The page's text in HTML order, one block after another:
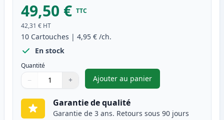
49,50 € TTC
42,31 € HT
10 Cartouches | 4,95 € /ch.
En stock
Quantité
Quantité
Utilisez les boutons pour ajuster
− +
Quantité
Ajouter au panier
,Pack de 10 Canon PGI-5 &
Garantie de qualité
Garantie de 3 ans. Retours sous 90 jours